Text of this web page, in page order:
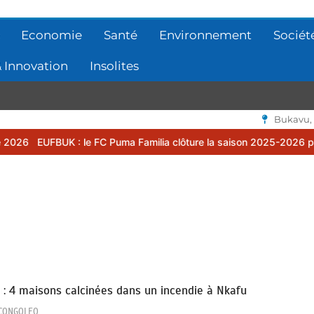
Economie Santé Environnement
Innovation Insolites
Bukavu,
le FC Puma Familia clôture la saison 2025-2026 par une
: 4 maisons calcinées dans un incendie à Nkafu